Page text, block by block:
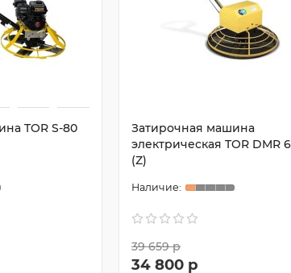
TOR S-80
Затирочная машина
электрическая TOR DMR
(Z)
39 659 р
34 800 р